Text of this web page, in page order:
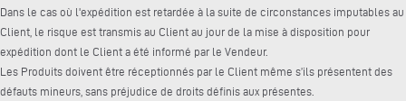
Dans le cas où l'expédition est retardée à la suite de circonstances imputables au
Client, le risque est transmis au Client au jour de la mise à disposition pour
expédition dont le Client a été informé par le Vendeur.
Les Produits doivent être réceptionnés par le Client même s’ils présentent des
défauts mineurs, sans préjudice de droits définis aux présentes.